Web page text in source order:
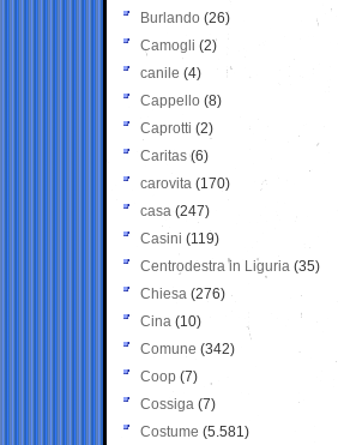
Burlando (26)
Camogli (2)
canile (4)
Cappello (8)
Caprotti (2)
Caritas (6)
carovita (170)
casa (247)
Casini (119)
Centrodestra in Liguria (35)
Chiesa (276)
Cina (10)
Comune (342)
Coop (7)
Cossiga (7)
Costume (5.581)